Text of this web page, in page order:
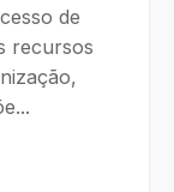
de
recursos